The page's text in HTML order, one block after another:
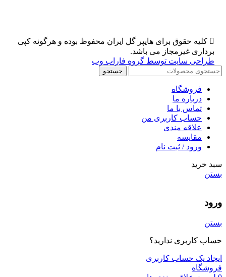
کلیه حقوق برای هایپر گل ایران محفوظ بوده و هرگونه کپی
برداری غیرمجاز می باشد.
طراحی سایت توسط گروه فاراب وب
جستجو
فروشگاه
درباره ما
تماس با ما
حساب کاربری من
علاقه مندی
مقايسه
ورود / ثبت نام
سبد خرید
بستن
ورود
بستن
حساب کاربری ندارید؟
ایجاد یک حساب کاربری
فروشگاه